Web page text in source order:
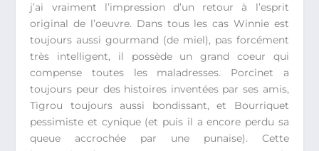
j’ai vraiment l’impression d’un retour à l’esprit
original de l’oeuvre. Dans tous les cas Winnie est
toujours aussi gourmand (de miel), pas forcément
très intelligent, il possède un grand coeur qui
compense toutes les maladresses. Porcinet a
toujours peur des histoires inventées par ses amis,
Tigrou toujours aussi bondissant, et Bourriquet
pessimiste et cynique (et puis il a encore perdu sa
queue accrochée par une punaise). Cette